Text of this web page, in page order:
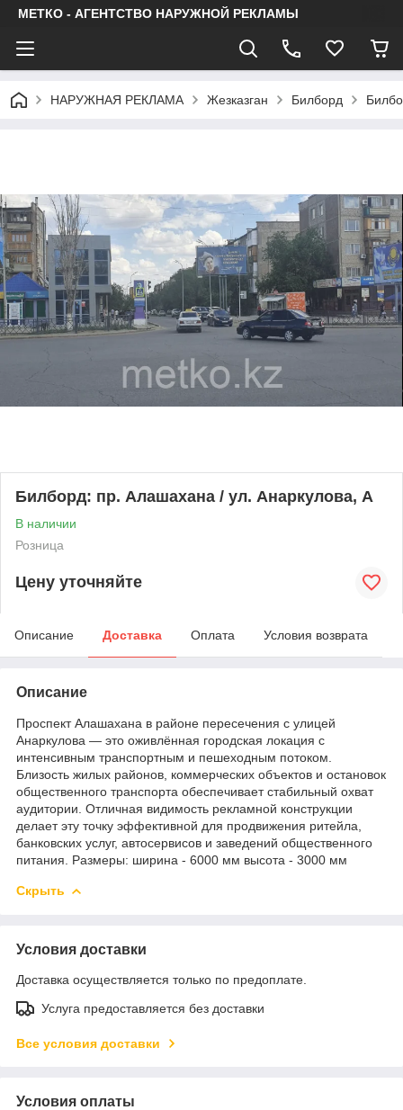
МЕТКО - АГЕНТСТВО НАРУЖНОЙ РЕКЛАМЫ
НАРУЖНАЯ РЕКЛАМА Жезказган Билборд
Билборд: пр. Алашахана / ул. Анаркулова, А
В наличии
Розница
Цену уточняйте
Описание Доставка Оплата Условия возврата
Описание
Проспект Алашахана в районе пересечения с улицей
Анаркулова — это оживлённая городская локация с
интенсивным транспортным и пешеходным потоком.
Близость жилых районов, коммерческих объектов и остановок
общественного транспорта обеспечивает стабильный охват
аудитории. Отличная видимость рекламной конструкции
делает эту точку эффективной для продвижения ритейла,
банковских услуг, автосервисов и заведений общественного
питания. Размеры: ширина - 6000 мм высота - 3000 мм
Скрыть
Условия доставки
Доставка осуществляется только по предоплате.
Услуга предоставляется без доставки
Все условия доставки
Условия оплаты